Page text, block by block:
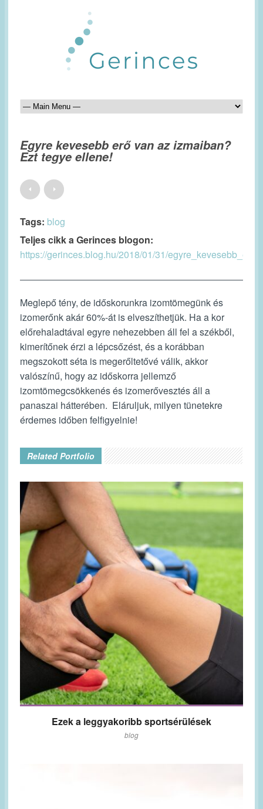
Egyre kevesebb erő van az izmaiban?
Ezt tegye ellene!
Tags: blog
Teljes cikk a Gerinces blogon:
https://gerinces.blog.hu/2018/01/31/
Meglepő tény, de időskorunkra izomtömegünk és
izomerőnk akár 60%-át is elveszíthetjük. Ha a kor
előrehaladtával egyre nehezebben áll fel a székből,
kimerítőnek érzi a lépcsőzést, és a korábban
megszokott séta is megerőltetővé válik, akkor
valószínű, hogy az időskorra jellemző
izomtömegcsökkenés és izomerővesztés áll a
panaszai hátterében. Eláruljuk, milyen tünetekre
érdemes időben felfigyelnie!
Related Portfolio
Ezek a leggyakoribb sportsérülések
blog